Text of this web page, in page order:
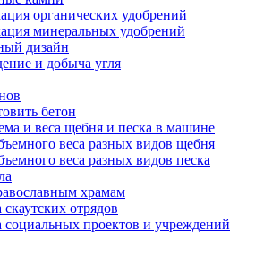
органических удобрений
минеральных удобрений
дизайн
и добыча угля
бетон
и веса щебня и песка в машине
веса разных видов щебня
веса разных видов песка
храмам
отрядов
проектов и учреждений